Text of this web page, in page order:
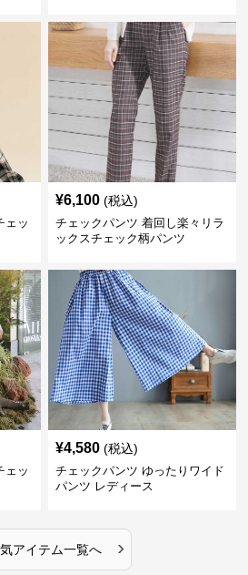
ェッ
¥6,100 (税込)
チェックパンツ 着回し楽々リラ
ックスチェック柄パンツ
ェッ
¥4,580 (税込)
チェックパンツ ゆったりワイド
パンツ レディース
気アイテム一覧へ ›